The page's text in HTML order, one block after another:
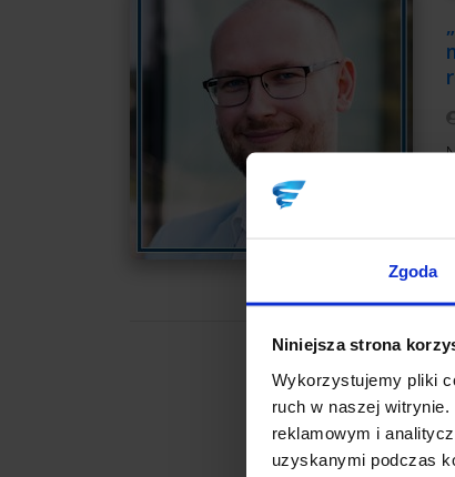
Zgoda
Niniejsza strona
Wykorzystujemy pliki
ruch w naszej
reklamowym i
uzyskanymi podczas